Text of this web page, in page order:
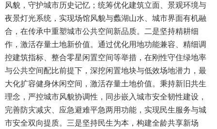
风貌，守护城市历史记忆；统筹优化建筑立面、景观环境与
夜景灯光系统，实现场馆风貌与蠡湖山水、城市界面有机融
合，在传承中重塑城市公共空间新品质。二是坚持精耕细
作，激活存量土地新价值。通过优化用地功能兼容、精细调
控建筑指标、整合零星闲置空间等举措，在刚性守住绿地率
与公共空间配比前提下，深挖闲置地块与低效场地潜力，最
大化扩容健身休闲空间，激活存量土地价值。秉持新旧共生
理念，严控城市风貌协调性，同步嵌入城市安全韧性建设，
完善防灾减灾、应急避难平急两用功能，实现民生服务与城
市安全双向提质。三是坚持民生为本，构建全龄共享新场